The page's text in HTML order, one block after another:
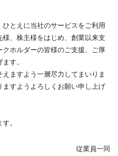
とえに当社のサービスをご利用
、株主様をはじめ、創業以来支
ホルダーの皆様のご支援、ご厚
す。
ますよう一層尽力してまいりま
すようよろしくお願い申し上げ
。
従業員一同